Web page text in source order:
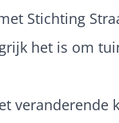
Stichting
het is om
veranderende